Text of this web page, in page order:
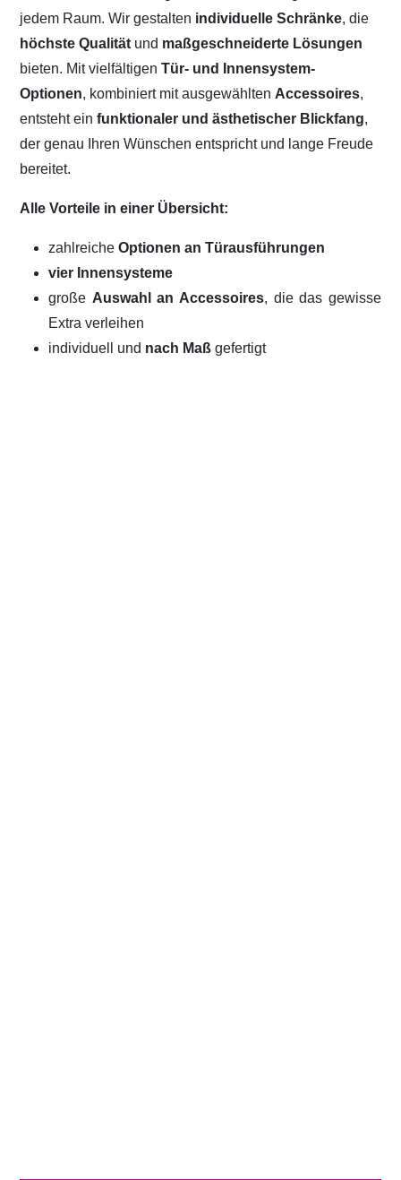
jedem Raum. Wir gestalten individuelle Schränke, die
höchste Qualität und maßgeschneiderte Lösungen
bieten. Mit vielfältigenTür- und Innensystem-
Optionen, kombiniert mit ausgewählten Accessoires,
entsteht einfunktionaler und ästhetischer Blickfang,
der genau Ihren Wünschen entspricht und lange Freude
bereitet.
Alle Vorteile in einer Übersicht:
zahlreicheOptionen an Türausführungen
vier Innensysteme
große Auswahl an Accessoires, die das gewisse
Extra verleihen
individuell und nach Maßgefertigt